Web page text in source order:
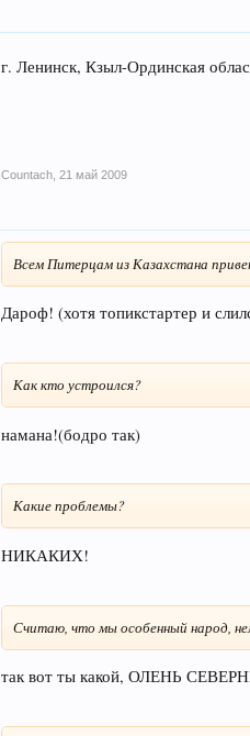
г. Ленинск, Кзыл-Ординская
Countach 21 май 2009
Всем Питерцам из Казахстана
Дароф! (хотя топикстартер и
Как кто устроился?
намана!(бодро так)
Какие проблемы?
НИКАКИХ!
Считаю, что мы особенный народ,
так вот ты какой, ОЛЕНЬ